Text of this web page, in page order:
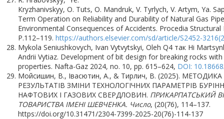
Кryzhanivskyy, O. Tuts, O. Mandruk, V. Tyrlych, V. Artym, Ya.
Term Operation on Reliability and Durability of Natural Gas
Environmental Consequences of Accidents. Procedia Structural
P.112–119. https://authors.elsevier.com/sd/article/S2452-
Mykola Seniushkovych, Ivan Vytvytskyi, Oleh Q4 так Ні
Andrii Vytiaz. Development of bit design for breaking rocks
properties. Nafta-Gaz 2024, no. 10, pp. 615–624, DOI:
Мойсишин, В., Івасютин, А., & Тирлич, В. (2025).
РЕЗУЛЬТАТІВ ЗМІНИ ТЕХНОЛОГІЧНИХ ПАРАМЕТРІВ
НАФТОВИХ І ГАЗОВИХ СВЕРДЛОВИН. ПРИКАРПАТСЬКИЙ
ТОВАРИСТВА ІМЕНІ ШЕВЧЕНКА. Число, (20(76), 114–137.
https://doi.org/10.31471/2304-7399-2025-20(76)-114-137